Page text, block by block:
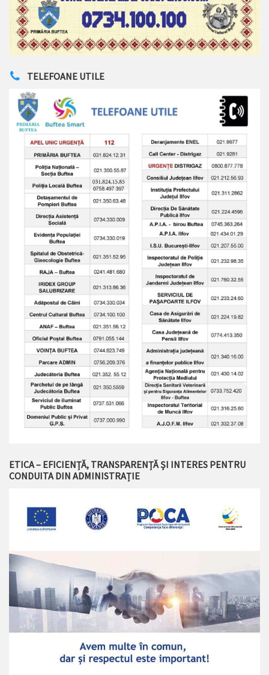
TELEFOANE UTILE
ETICA – EFICIENȚĂ, TRANSPARENȚĂ ȘI INTERES PENTRU
CONDUITA DIN ADMINISTRAȚIE